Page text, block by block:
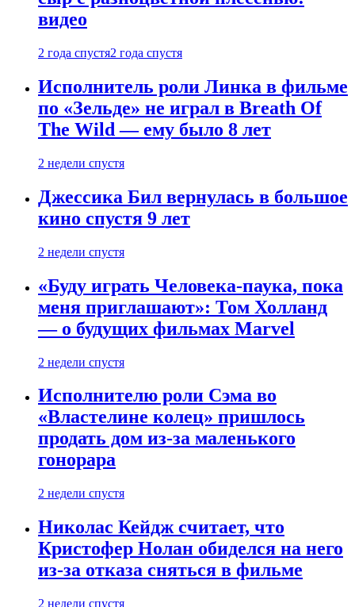
видео
2 года спустя2 года спустя
Исполнитель роли Линка в фильме
по «Зельде» не играл в Breath Of
The Wild — ему было 8 лет
2 недели спустя
Джессика Бил вернулась в большое
кино спустя 9 лет
2 недели спустя
«Буду играть Человека-паука, пока
меня приглашают»: Том Холланд
— о будущих фильмах Marvel
2 недели спустя
Исполнителю роли Сэма во
«Властелине колец» пришлось
продать дом из-за маленького
гонорара
2 недели спустя
Николас Кейдж считает, что
Кристофер Нолан обиделся на него
из-за отказа сняться в фильме
2 недели спустя